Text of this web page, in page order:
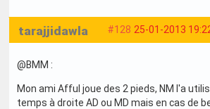
#128 25-01-2013
tarajjidawla
@BMM :
Mon ami Afful joue des 2 pieds, NM l'a
temps à droite AD ou MD mais en cas de